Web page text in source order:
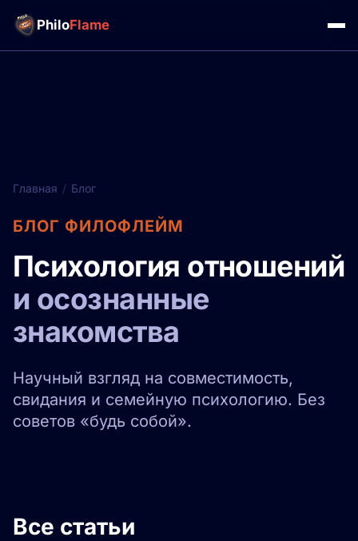
PhiloFlame
Главная / Блог
БЛОГ ФИЛОФЛЕЙМ
Психология отношений
и осознанные
знакомства
Научный взгляд на совместимость,
свидания и семейную психологию. Без
советов «будь собой».
Все статьи